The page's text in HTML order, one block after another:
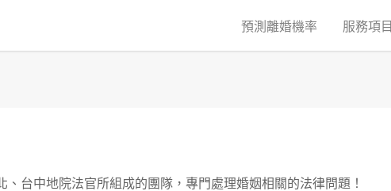
預測離婚機率 服務項目
台中地院法官所組成的團隊，專門處理婚姻相關的法律問題！